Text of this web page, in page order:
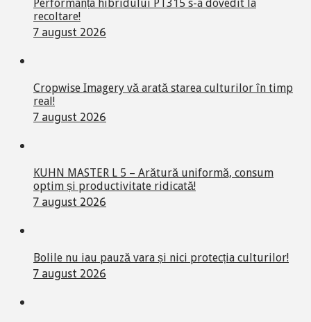
Performanța hibridului PT315 s-a dovedit la
recoltare!
7 august 2026
Cropwise Imagery vă arată starea culturilor în timp
real!
7 august 2026
KUHN MASTER L 5 – Arătură uniformă, consum
optim și productivitate ridicată!
7 august 2026
Bolile nu iau pauză vara și nici protecția culturilor!
7 august 2026